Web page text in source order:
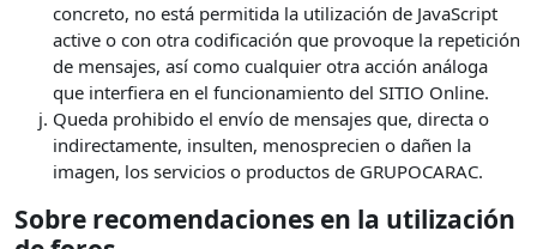
concreto, no está permitida la utilización de JavaScript
active o con otra codificación que provoque la repetición
de mensajes, así como cualquier otra acción análoga
que interfiera en el funcionamiento del SITIO Online.
Queda prohibido el envío de mensajes que, directa o
indirectamente, insulten, menosprecien o dañen la
imagen, los servicios o productos de GRUPOCARAC.
Sobre recomendaciones en la utilización